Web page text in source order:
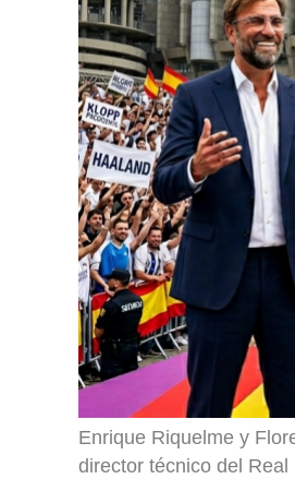
Enrique Riquelme y
director técnico del